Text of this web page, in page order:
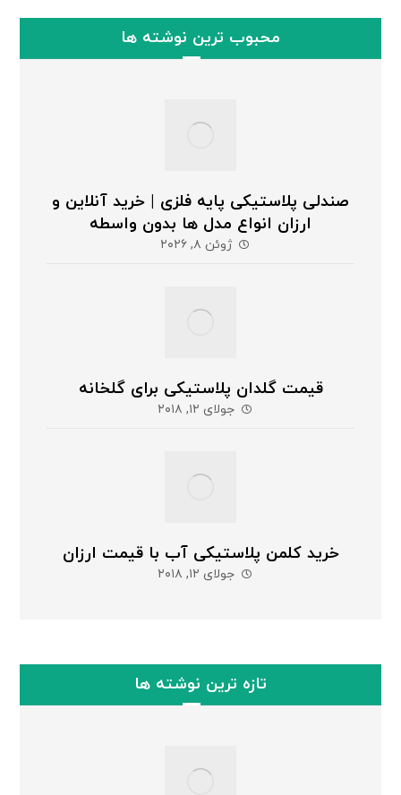
محبوب ترین نوشته ها
صندلی پلاستیکی پایه فلزی | خرید آنلاین و
ارزان انواع مدل ها بدون واسطه
ژوئن ۸, ۲۰۲۶
قیمت گلدان پلاستیکی برای گلخانه
جولای ۱۲, ۲۰۱۸
خرید کلمن پلاستیکی آب با قیمت ارزان
جولای ۱۲, ۲۰۱۸
تازه ترین نوشته ها